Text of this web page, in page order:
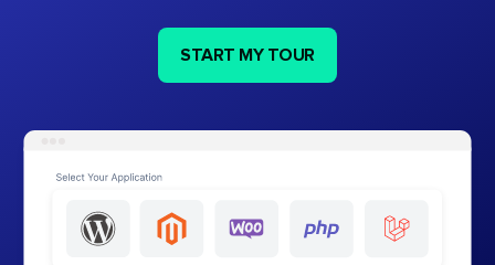
START MY TOUR